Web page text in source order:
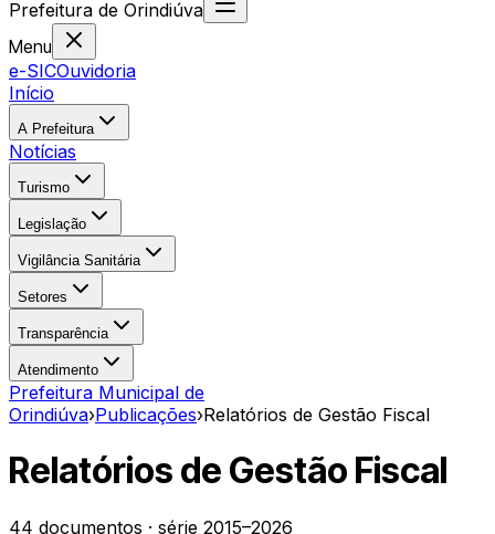
Prefeitura de Orindiúva
Menu
e-SICOuvidoria
Início
A Prefeitura
Notícias
Turismo
Legislação
Vigilância Sanitária
Setores
Transparência
Atendimento
Prefeitura Municipal de
Orindiúva›Publicações›Relatórios de Gestão Fiscal
Relatórios de Gestão Fiscal
44 documentos · série 2015–2026